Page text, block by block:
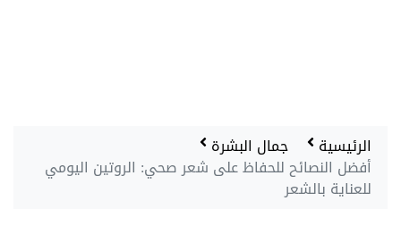
الرئيسية جمال البشرة
أفضل النصائح للحفاظ على شعر صحي: الروتين اليومي
للعناية بالشعر